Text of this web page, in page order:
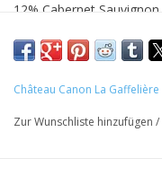
12% Cabernet Sauvignon
Alk.: 13,5%
Château Canon La Gaffelière
Zur Wunschliste hinzufügen /